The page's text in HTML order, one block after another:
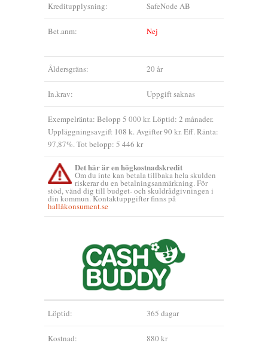
Kreditupplysning: SafeNode AB
Bet.anm: Nej
Åldersgräns: 20 år
In.krav: Uppgift saknas
Exempelränta: Belopp 5 000 kr. Löptid: 2 månader.
Uppläggningsavgift 108 k. Avgifter 90 kr. Eff. Ränta:
97,87%. Tot belopp: 5 446 kr
Det här är en högkostnadskredit
Om du inte kan betala tillbaka hela skulden
riskerar du en betalningsanmärkning. För
stöd, vänd dig till budget- och skuldrådgivningen i
din kommun. Kontaktuppgifter finns på
hallåkonsument.se
Löptid: 365 dagar
Kostnad: 880 kr